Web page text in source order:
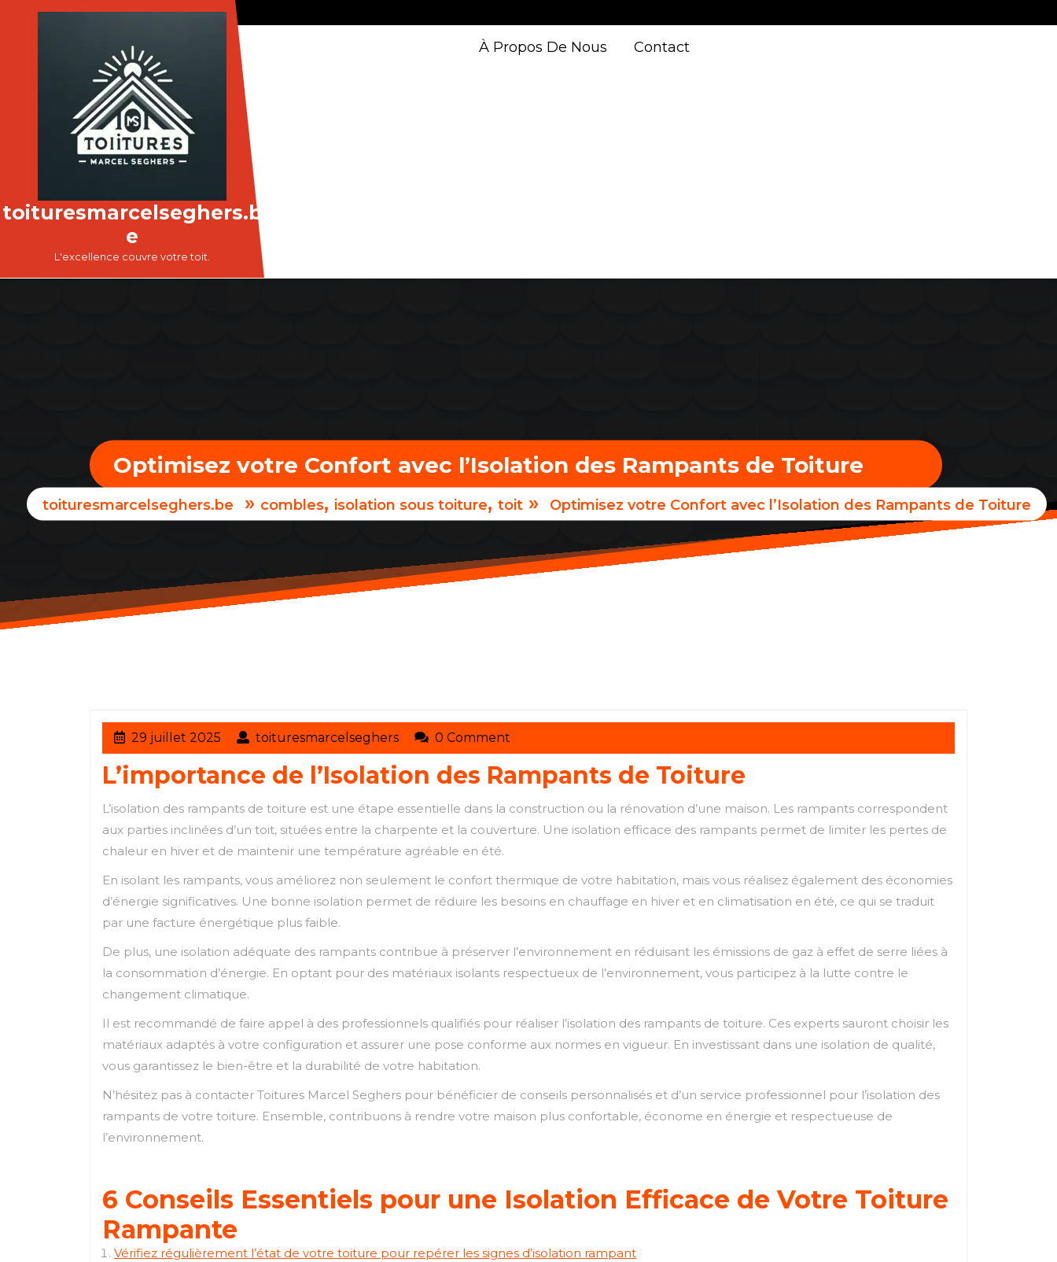
toituresmarcelseghers.b
e
L'excellence couvre votre toit.
À Propos De Nous Contact
Optimisez votre Confort avec l’Isolation des Rampants de Toiture
toituresmarcelseghers.be » combles, isolation sous toiture, toit » Optimisez votre Confort avec l’Isolation des Rampants de Toiture
29 juillet 2025
juillet
2025
toituresmarcelsegherstoituresmarcelseghers
0 Comment
L’importance de l’Isolation des Rampants de Toiture
L’isolation des rampants de toiture est une étape essentielle dans la construction ou la rénovation d’une maison. Les rampants correspondent
aux parties inclinées d’un toit, situées entre la charpente et la couverture. Une isolation efficace des rampants permet de limiter les pertes de
chaleur en hiver et de maintenir une température agréable en été.
En isolant les rampants, vous améliorez non seulement le confort thermique de votre habitation, mais vous réalisez également des économies
d’énergie significatives. Une bonne isolation permet de réduire les besoins en chauffage en hiver et en climatisation en été, ce qui se traduit
par une facture énergétique plus faible.
De plus, une isolation adéquate des rampants contribue à préserver l’environnement en réduisant les émissions de gaz à effet de serre liées à
la consommation d’énergie. En optant pour des matériaux isolants respectueux de l’environnement, vous participez à la lutte contre le
changement climatique.
Il est recommandé de faire appel à des professionnels qualifiés pour réaliser l’isolation des rampants de toiture. Ces experts sauront choisir les
matériaux adaptés à votre configuration et assurer une pose conforme aux normes en vigueur. En investissant dans une isolation de qualité,
vous garantissez le bien-être et la durabilité de votre habitation.
N’hésitez pas à contacter Toitures Marcel Seghers pour bénéficier de conseils personnalisés et d’un service professionnel pour l’isolation des
rampants de votre toiture. Ensemble, contribuons à rendre votre maison plus confortable, économe en énergie et respectueuse de
l’environnement.
6 Conseils Essentiels pour une Isolation Efficace de Votre Toiture
Rampante
Vérifiez régulièrement l’état de votre toiture pour repérer les signes d’isolation rampant